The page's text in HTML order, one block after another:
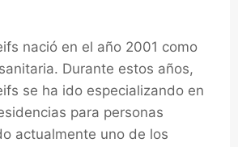
nació en el año 2001 como
Durante estos años,
se ha ido especializando en
para personas
actualmente uno de los